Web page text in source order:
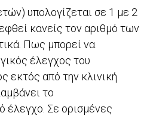
υπολογίζεται σε 1 με 2
κανείς τον αριθμό των
Πως μπορεί να
έλεγχος του
εκτός από την κλινική
το
έλεγχο. Σε ορισμένες